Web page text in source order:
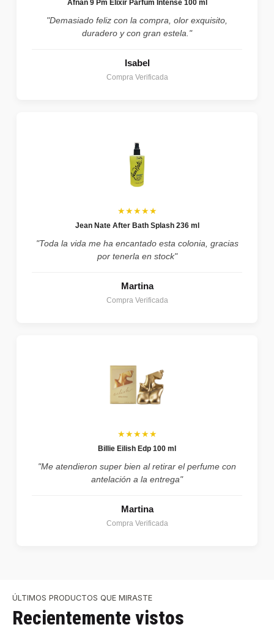
Afnan 9 Pm Elixir Parfum Intense 100 ml
"Demasiado feliz con la compra, olor exquisito,
duradero y con gran estela."
Isabel
Compra Verificada
★★★★★
Jean Nate After Bath Splash 236 ml
"Toda la vida me ha encantado esta colonia, gracias
por tenerla en stock"
Martina
Compra Verificada
★★★★★
Billie Eilish Edp 100 ml
"Me atendieron super bien al retirar el perfume con
antelación a la entrega"
Martina
Compra Verificada
ÚLTIMOS PRODUCTOS QUE MIRASTE
Recientemente vistos